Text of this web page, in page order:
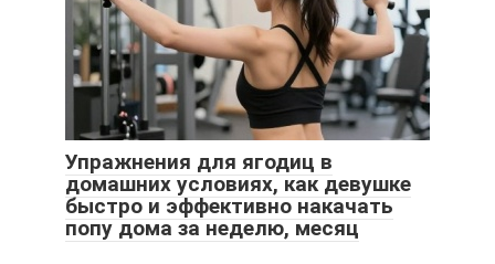
Упражнения для ягодиц в
домашних условиях, как девушке
быстро и эффективно накачать
попу дома за неделю, месяц